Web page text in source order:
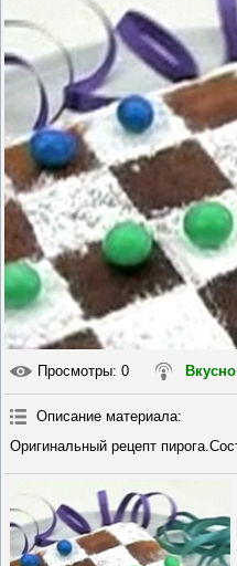
Просмотры: 0
Описание материала:
Оригинальный рецепт